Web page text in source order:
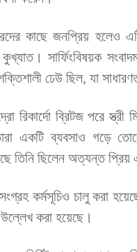
কাছে জনপ্রিয় হলেও
সার্ফিংবিষয়ক
ঢেউ ছিল, যা
রিকার্দো ব্রিটজ পরে
একটি ব্যবসাও গড়ে
কাছে তিনি ছিলেন অত্যন্ত
কর্মসূচিও চালু করা
উল্লেখ করা হয়েছে।